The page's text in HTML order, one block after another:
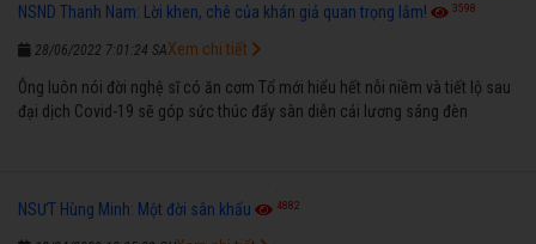
NSND Thanh Nam: Lời khen, chê của khán giả quan trọng lắm! 3598
28/06/2022 7:01:24 SA
Ông luôn nói đời nghệ sĩ có ăn cơm Tổ mới hiểu hết nỗi niềm và tiết lộ sau
đại dịch Covid-19 sẽ góp sức thúc đẩy sàn diễn cải lương sáng đèn
Xem chi tiết
NSƯT Hùng Minh: Một đời sân khấu 4882